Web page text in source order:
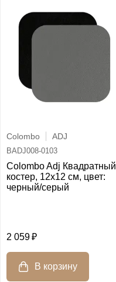
Colombo ADJ
BADJ008-0103
Colombo Adj Квадратный
костер, 12x12 см, цвет:
черный/серый
2 059